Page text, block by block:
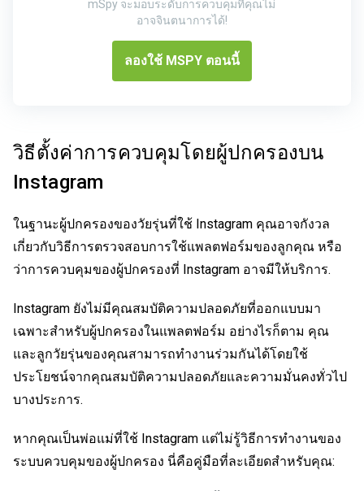
mSpy จะมอบระดับการควบคุมที่คุณไม่
อาจจินตนาการได้!
ลองใช้ MSPY ตอนนี้
วิธีตั้งค่าการควบคุมโดยผู้ปกครองบน
Instagram
ในฐานะผู้ปกครองของวัยรุ่นที่ใช้ Instagram คุณอาจกังวล
เกี่ยวกับวิธีการตรวจสอบการใช้แพลตฟอร์มของลูกคุณ หรือ
ว่าการควบคุมของผู้ปกครองที่ Instagram อาจมีให้บริการ.
Instagram ยังไม่มีคุณสมบัติความปลอดภัยที่ออกแบบมา
เฉพาะสำหรับผู้ปกครองในแพลตฟอร์ม อย่างไรก็ตาม คุณ
และลูกวัยรุ่นของคุณสามารถทำงานร่วมกันได้โดยใช้
ประโยชน์จากคุณสมบัติความปลอดภัยและความมั่นคงทั่วไป
บางประการ.
หากคุณเป็นพ่อแม่ที่ใช้ Instagram แต่ไม่รู้วิธีการทำงานของ
ระบบควบคุมของผู้ปกครอง นี่คือคู่มือที่ละเอียดสำหรับคุณ: